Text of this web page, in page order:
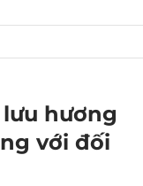
hương
với đối